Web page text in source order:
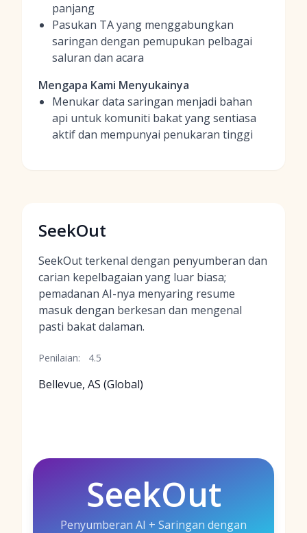
panjang
Pasukan TA yang menggabungkan
saringan dengan pemupukan pelbagai
saluran dan acara
Mengapa Kami Menyukainya
Menukar data saringan menjadi bahan
api untuk komuniti bakat yang sentiasa
aktif dan mempunyai penukaran tinggi
SeekOut
SeekOut terkenal dengan penyumberan dan
carian kepelbagaian yang luar biasa;
pemadanan AI-nya menyaring resume
masuk dengan berkesan dan mengenal
pasti bakat dalaman.
Penilaian: 4.5
Bellevue, AS (Global)
SeekOut
Penyumberan AI + Saringan dengan